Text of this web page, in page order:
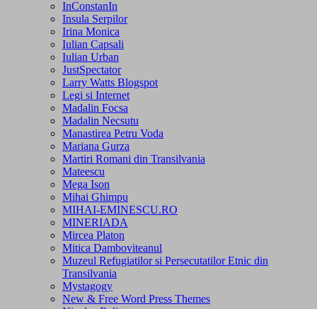
InConstanIn
Insula Serpilor
Irina Monica
Iulian Capsali
Iulian Urban
JustSpectator
Larry Watts Blogspot
Legi si Internet
Madalin Focsa
Madalin Necsutu
Manastirea Petru Voda
Mariana Gurza
Martiri Romani din Transilvania
Mateescu
Mega Ison
Mihai Ghimpu
MIHAI-EMINESCU.RO
MINERIADA
Mircea Platon
Mitica Damboviteanul
Muzeul Refugiatilor si Persecutatilor Etnic din
Transilvania
Mystagogy
New & Free Word Press Themes